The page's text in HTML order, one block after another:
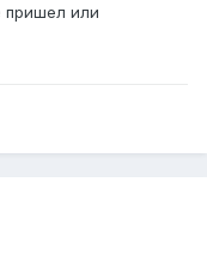
пришел или